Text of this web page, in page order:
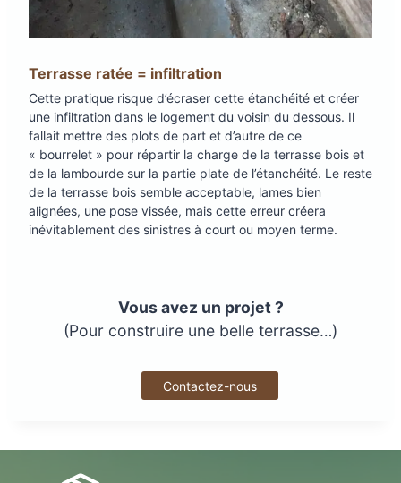
Terrasse ratée = infiltration
Cette pratique risque d’écraser cette étanchéité et créer
une infiltration dans le logement du voisin du dessous. Il
fallait mettre des plots de part et d’autre de ce
« bourrelet » pour répartir la charge de la terrasse bois et
de la lambourde sur la partie plate de l’étanchéité. Le reste
de la terrasse bois semble acceptable, lames bien
alignées, une pose vissée, mais cette erreur créera
inévitablement des sinistres à court ou moyen terme.
Vous avez un projet ?
(Pour construire une belle terrasse…)
Contactez-nous